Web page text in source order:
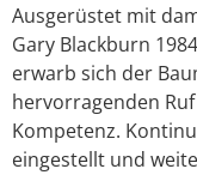
Ausgerüstet mit
Gary Blackburn
erwarb sich der
hervorragenden
Kompetenz.
eingestellt und